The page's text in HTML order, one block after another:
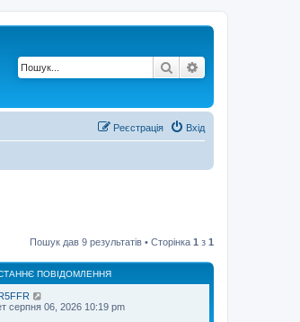
Пошук
Вхід
Реєстрація
Пошук дав 9 результатів • Сторінка 1 з 1
ПОВІДОМЛЕННЯ
серпня 06, 2026 10:19 pm